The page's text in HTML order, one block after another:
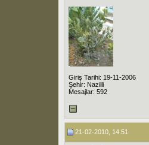
Giriş Tarihi: 19-11-2006
Şehir: Nazilli
Mesajlar: 592
21-02-2010, 14:51